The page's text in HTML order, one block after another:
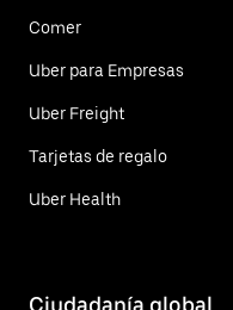
Comer
Uber para Empresas
Uber Freight
Tarjetas de regalo
Uber Health
Ciudadanía global